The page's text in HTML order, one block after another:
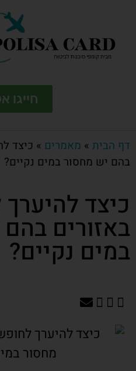
חייגו
דף הבית » מאמרים » כיצד
בהם יש מחסור במים נקיים?
כיצד
באזורים
במים נקיים?